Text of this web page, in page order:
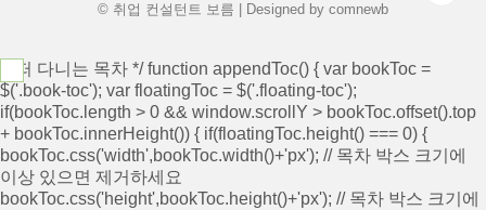
© 취업 컨설턴트 보름 | Designed by comnewb
/* 떠 다니는 목차 */ function appendToc() { var bookToc =
$('.book-toc'); var floatingToc = $('.floating-toc');
if(bookToc.length > 0 && window.scrollY > bookToc.offset().top
+ bookToc.innerHeight()) { if(floatingToc.height() === 0) {
bookToc.css('width',bookToc.width()+'px'); // 목차 박스 크기에
이상 있으면 제거하세요
bookToc.css('height',bookToc.height()+'px'); // 목차 박스 크기에